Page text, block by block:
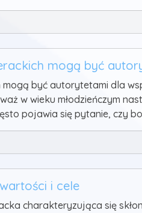
mogą być
być autorytetami dla
w wieku młodzieńczym
pojawia się pytanie, czy
i cele
charakteryzująca się